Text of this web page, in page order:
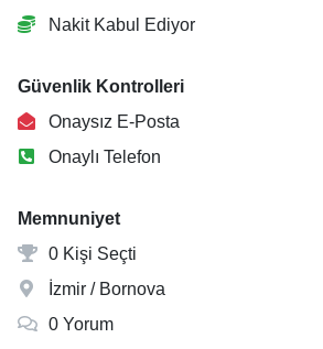
Nakit Kabul Ediyor
Güvenlik Kontrolleri
Onaysız E-Posta
Onaylı Telefon
Memnuniyet
0 Kişi Seçti
İzmir / Bornova
0 Yorum